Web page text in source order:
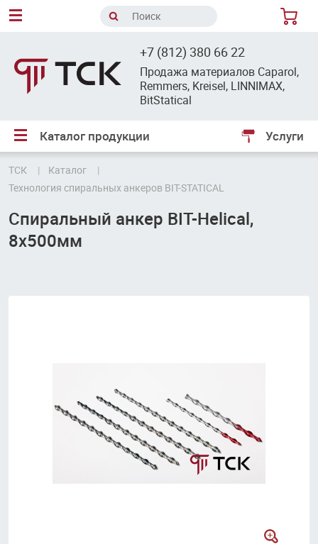
+7 (812) 380 66 22
Продажа материалов Caparol,
Remmers, Kreisel, LINNIMAX,
BitStatical
Каталог продукции Услуги
ТСК
Каталог
Технология спиральных анкеров BIT-STATICAL
Спиральный анкер BIT-Helical,
8х500мм